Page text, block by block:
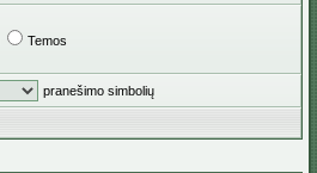
Temos
pranešimo simbolių